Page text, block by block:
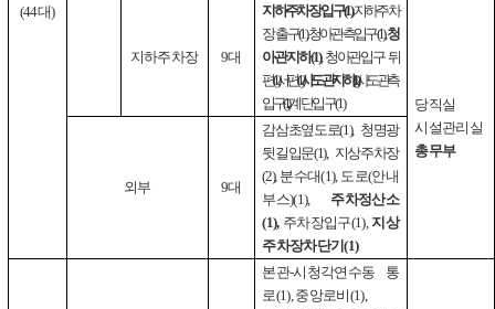
(44대)
지하주차장 9대
지하주차장 입구(1),지하주차
장 출구(1),청아관측입구(1),청
아관지하(1),청아관입구 뒤
편(1),서편(1),사도관지하(1),사도관측
입구(1)계단입구(1)
당직실
시설관리실
총무부
외부 9대
감삼초옆도로(1), 청명광
뒷길입문(1), 지상주차장
(2), 분수대(1), 도로(안내
부스)(1),
주차정산소
(1), 주차장입구(1),지상
주차장차단기(1)
본관-시청각연수동 통
로(1),중앙로비(1),